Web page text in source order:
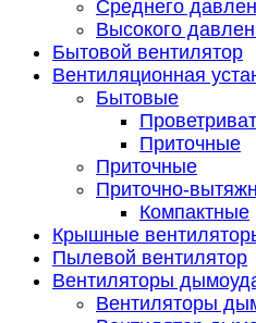
Среднего
Высокого
Бытовой вентилятор
Вентиляционная
Бытовые
Приточные
Приточные
Приточно-
Компактные
Крышные
Пылевой вентилятор
Вентиляторы
Вентиляторы